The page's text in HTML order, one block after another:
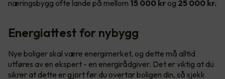
næringsbygg ofte lande på mellom 15 000 kr og 25 000 kr.
Energiattest for nybygg
Nye boliger skal være energimerket, og dette må alltid
utføres av en ekspert - en energirådgiver. Det er viktig at du
sikrer at dette er gjort før du overtar boligen din, så sjekk